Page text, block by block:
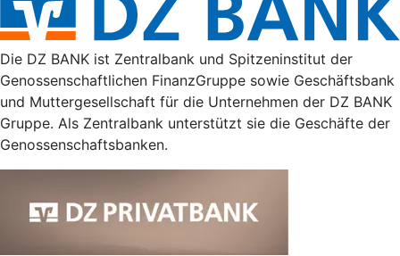
Die DZ BANK ist Zentralbank und Spitzeninstitut der
Genossenschaftlichen FinanzGruppe sowie Geschäftsbank
und Muttergesellschaft für die Unternehmen der DZ BANK
Gruppe. Als Zentralbank unterstützt sie die Geschäfte der
Genossenschaftsbanken.